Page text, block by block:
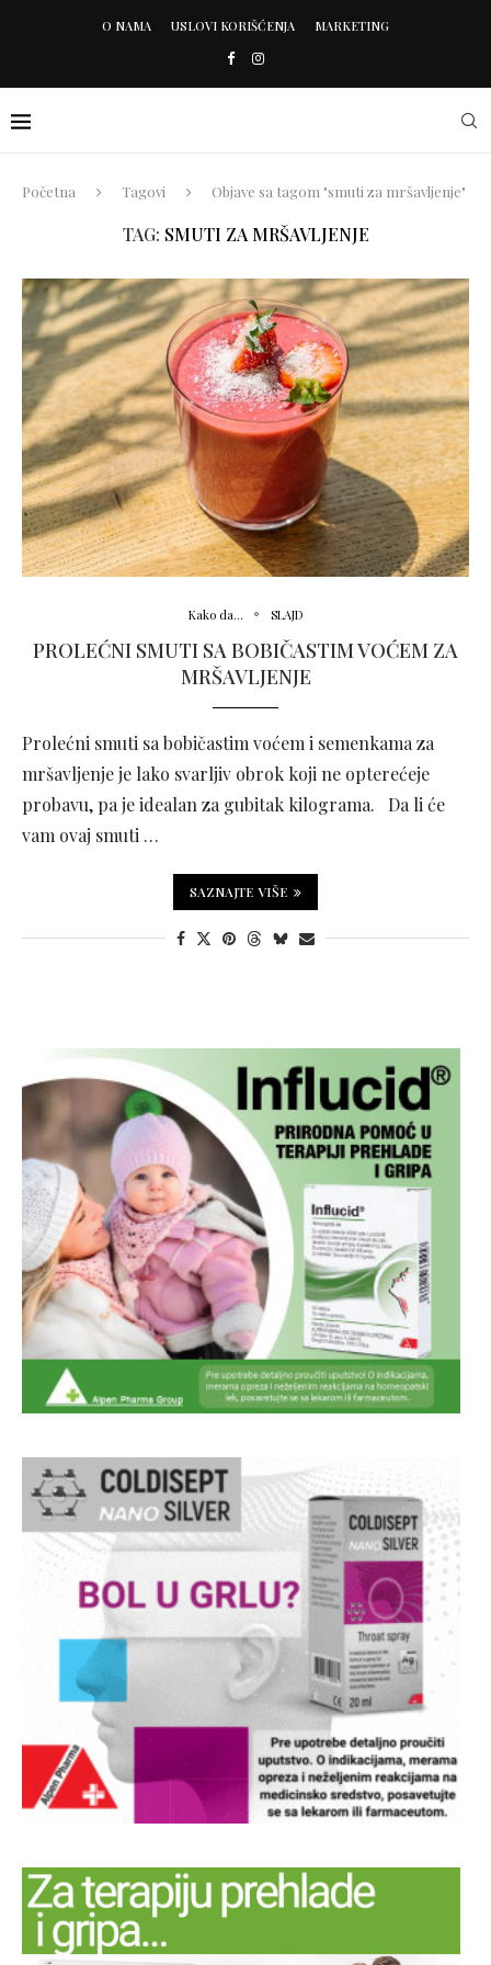
O NAMA USLOVI KORIŠĆENJA MARKETING
Početna Tagovi Objave sa tagom "smuti za mršavljenje"
TAG: SMUTI ZA MRŠAVLJENJE
Kako da... SLAJD
PROLEĆNI SMUTI SA BOBIČASTIM VOĆEM ZA
MRŠAVLJENJE
Prolećni smuti sa bobičastim voćem i semenkama za
mršavljenje je lako svarljiv obrok koji ne opterećeje
probavu, pa je idealan za gubitak kilograma. Da li će
vam ovaj smuti …
SAZNAJTE VIŠE